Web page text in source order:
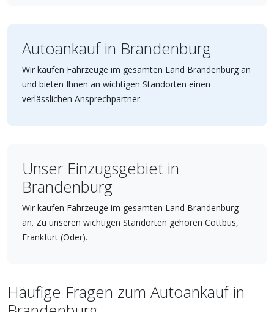
Autoankauf in Brandenburg
Wir kaufen Fahrzeuge im gesamten Land Brandenburg an
und bieten Ihnen an wichtigen Standorten einen
verlässlichen Ansprechpartner.
Unser Einzugsgebiet in
Brandenburg
Wir kaufen Fahrzeuge im gesamten Land Brandenburg
an. Zu unseren wichtigen Standorten gehören Cottbus,
Frankfurt (Oder).
Häufige Fragen zum Autoankauf in